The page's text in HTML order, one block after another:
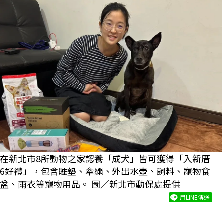
在新北市8所動物之家認養「成犬」皆可獲得「入新厝
6好禮」，包含睡墊、牽繩、外出水壺、飼料、寵物食
盆、雨衣等寵物用品。 圖／新北市動保處提供
用LINE傳送